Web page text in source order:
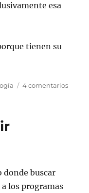
esa
tienen su
4 comentariosen
donde buscar
los programas